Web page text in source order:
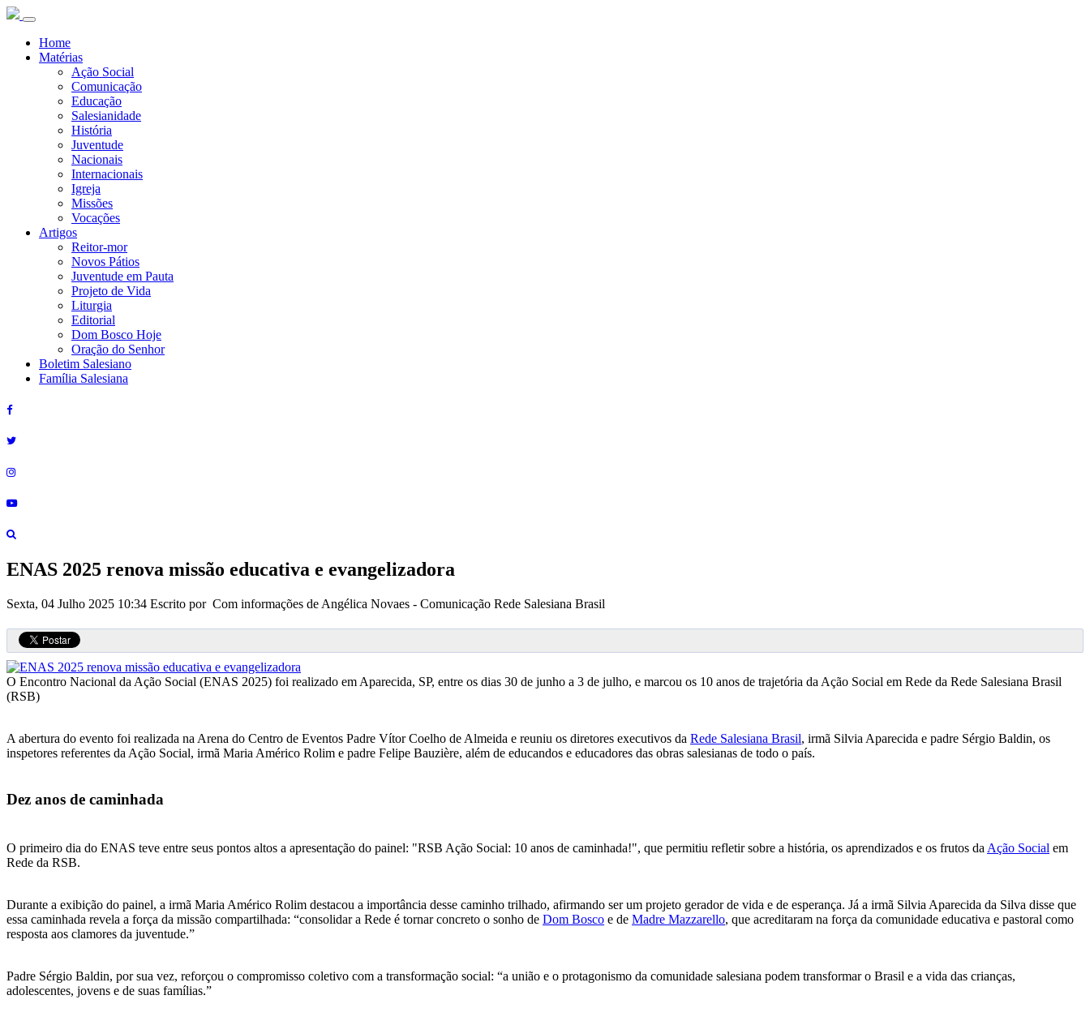
Home
Matérias
Ação Social
Comunicação
Educação
Salesianidade
História
Juventude
Nacionais
Internacionais
Igreja
Missões
Vocações
Artigos
Reitor-mor
Novos Pátios
Juventude em Pauta
Projeto de Vida
Liturgia
Editorial
Dom Bosco Hoje
Oração do Senhor
Boletim Salesiano
Família Salesiana
ENAS 2025 renova missão educativa e evangelizadora
Sexta, 04 Julho 2025 10:34 Escrito por Com informações de Angélica Novaes - Comunicação Rede Salesiana Brasil
O Encontro Nacional da Ação Social (ENAS 2025) foi realizado em Aparecida, SP, entre os dias 30 de junho a 3 de julho, e marcou os 10 anos de trajetória da Ação Social em Rede da Rede Salesiana Brasil
(RSB)
A abertura do evento foi realizada na Arena do Centro de Eventos Padre Vítor Coelho de Almeida e reuniu os diretores executivos da Rede Salesiana Brasil, irmã Silvia Aparecida e padre Sérgio Baldin, os
inspetores referentes da Ação Social, irmã Maria Américo Rolim e padre Felipe Bauzière, além de educandos e educadores das obras salesianas de todo o país.
Dez anos de caminhada
O primeiro dia do ENAS teve entre seus pontos altos a apresentação do painel: "RSB Ação Social: 10 anos de caminhada!", que permitiu refletir sobre a história, os aprendizados e os frutos da Ação Social em
Rede da RSB.
Durante a exibição do painel, a irmã Maria Américo Rolim destacou a importância desse caminho trilhado, afirmando ser um projeto gerador de vida e de esperança. Já a irmã Silvia Aparecida da Silva disse que
essa caminhada revela a força da missão compartilhada: “consolidar a Rede é tornar concreto o sonho de Dom Bosco e de Madre Mazzarello, que acreditaram na força da comunidade educativa e pastoral como
resposta aos clamores da juventude.”
Padre Sérgio Baldin, por sua vez, reforçou o compromisso coletivo com a transformação social: “a união e o protagonismo da comunidade salesiana podem transformar o Brasil e a vida das crianças,
adolescentes, jovens e de suas famílias.”